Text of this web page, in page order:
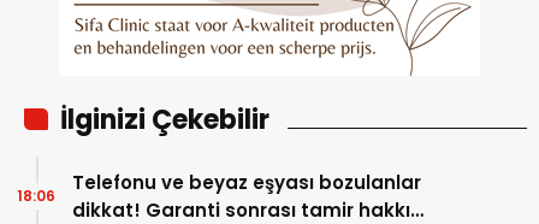
İlginizi Çekebilir
Telefonu ve beyaz eşyası bozulanlar
dikkat! Garanti sonrası tamir hakkı
18:06